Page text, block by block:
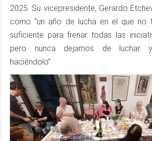
2025. Su vicepresidente, Gerardo
como “un año de lucha en el que no
suficiente para frenar todas las
pero nunca dejamos de luchar y
haciéndolo”.